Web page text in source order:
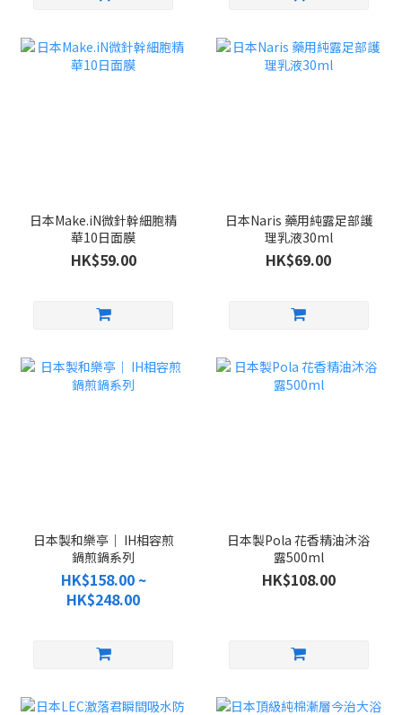
日本Make.iN微針幹細胞精
華10日面膜
HK$59.00
日本Naris 藥用純露足部護
理乳液30ml
HK$69.00
日本製和樂亭｜ IH相容煎
鍋煎鍋系列
HK$158.00 ~
HK$248.00
日本製Pola 花香精油沐浴
露500ml
HK$108.00